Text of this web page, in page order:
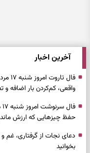
آخرین اخبار
واقعی، کم‌کردن بار اضافه
حفظ چیزهایی که ارزش
دعای نجات از گرفتاری، غم
بخوانید